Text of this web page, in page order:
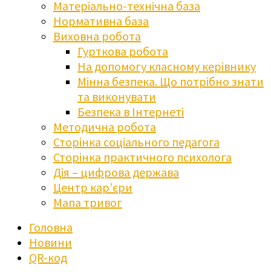
Матеріально-технічна база
Нормативна база
Виховна робота
Гурткова робота
На допомогу класному керівнику
Мінна безпека. Що потрібно знати
та виконувати
Безпека в Інтернеті
Методична робота
Сторінка соціального педагога
Сторінка практичного психолога
Дія – цифрова держава
Центр кар’єри
Мапа тривог
Головна
Новини
QR-код